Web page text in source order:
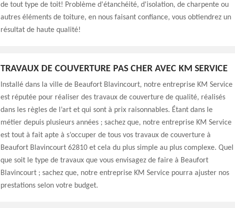
de tout type de toit! Problème d'étanchéité, d'isolation, de charpente ou
autres éléments de toiture, en nous faisant confiance, vous obtiendrez un
résultat de haute qualité!
TRAVAUX DE COUVERTURE PAS CHER AVEC KM SERVICE
Installé dans la ville de Beaufort Blavincourt, notre entreprise KM Service
est réputée pour réaliser des travaux de couverture de qualité, réalisés
dans les règles de l’art et qui sont à prix raisonnables. Étant dans le
métier depuis plusieurs années ; sachez que, notre entreprise KM Service
est tout à fait apte à s’occuper de tous vos travaux de couverture à
Beaufort Blavincourt 62810 et cela du plus simple au plus complexe. Quel
que soit le type de travaux que vous envisagez de faire à Beaufort
Blavincourt ; sachez que, notre entreprise KM Service pourra ajuster nos
prestations selon votre budget.